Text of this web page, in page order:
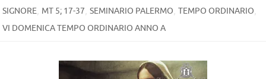
SIGNORE, MT 5; 17-37, SEMINARIO PALERMO, TEMPO ORDINARIO,
VI DOMENICA TEMPO ORDINARIO ANNO A